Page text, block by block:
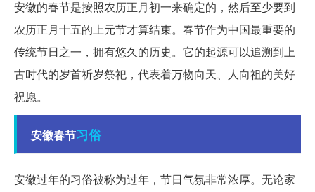
安徽的春节是按照农历正月初一来确定的，然后至少要到
农历正月十五的上元节才算结束。春节作为中国最重要的
传统节日之一，拥有悠久的历史。它的起源可以追溯到上
古时代的岁首祈岁祭祀，代表着万物向天、人向祖的美好
祝愿。
安徽春节习俗
安徽过年的习俗被称为过年，节日气氛非常浓厚。无论家